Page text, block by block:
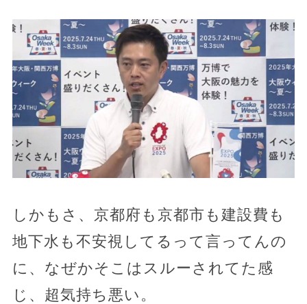
しかもさ、京都府も京都市も建設費も
地下水も不安視してるって言ってんの
に、なぜかそこはスルーされてた感
じ、超気持ち悪い。